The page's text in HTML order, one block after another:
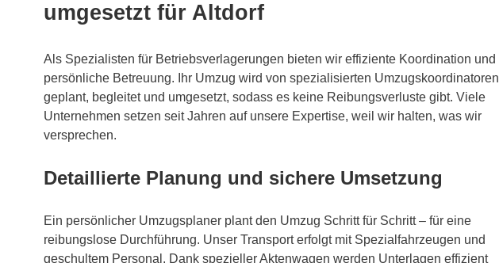
umgesetzt für Altdorf
Als Spezialisten für Betriebsverlagerungen bieten wir effiziente Koordination und
persönliche Betreuung. Ihr Umzug wird von spezialisierten Umzugskoordinatoren
geplant, begleitet und umgesetzt, sodass es keine Reibungsverluste gibt. Viele
Unternehmen setzen seit Jahren auf unsere Expertise, weil wir halten, was wir
versprechen.
Detaillierte Planung und sichere Umsetzung
Ein persönlicher Umzugsplaner plant den Umzug Schritt für Schritt – für eine
reibungslose Durchführung. Unser Transport erfolgt mit Spezialfahrzeugen und
geschultem Personal. Dank spezieller Aktenwagen werden Unterlagen effizient